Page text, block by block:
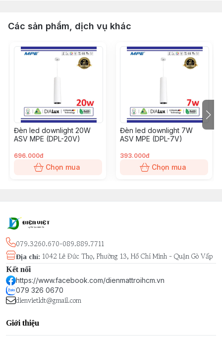
Các sản phẩm, dịch vụ khác
Đèn led downlight 20W
ASV MPE (DPL-20V)
696.000đ
Chọn mua
Đèn led downlight 7W
ASV MPE (DPL-7V)
393.000đ
Chọn mua
079.3260.670-089.889.7711
Địa chỉ: 1042 Lê Đức Thọ, Phường 13, Hồ Chí Minh - Quận Gò Vấp
Kết nối
https://www.facebook.com/dienmattroihcm.vn
079 326 0670
dienvietldt@gmail.com
Giới thiệu